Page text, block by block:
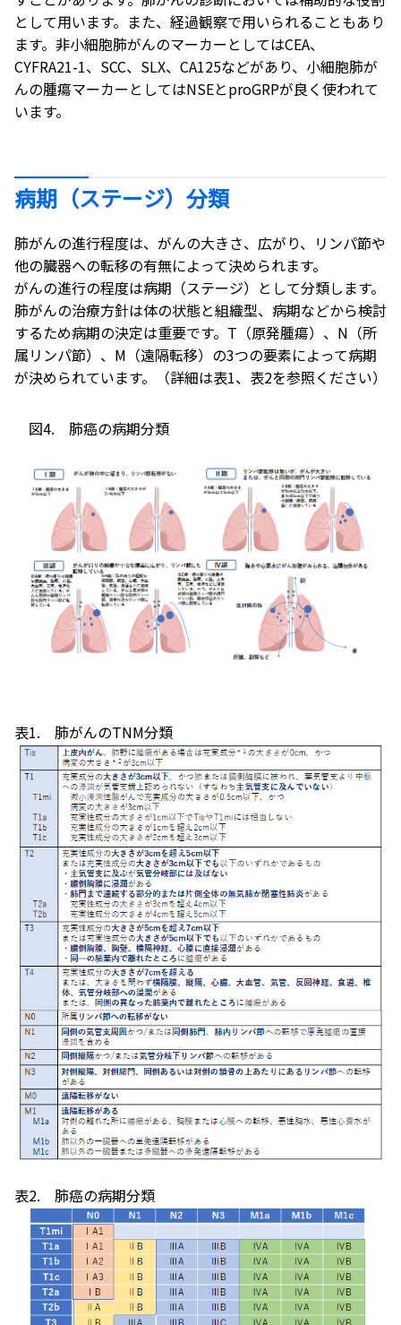
として用います。また、経過観察で用いられることもあり
ます。非小細胞肺がんのマーカーとしてはCEA、
CYFRA21-1、SCC、SLX、CA125などがあり、小細胞肺が
んの腫瘍マーカーとしてはNSEとproGRPが良く使われて
います。
病期（ステージ）分類
肺がんの進行程度は、がんの大きさ、広がり、リンパ節や
他の臓器への転移の有無によって決められます。
がんの進行の程度は病期（ステージ）として分類します。
肺がんの治療方針は体の状態と組織型、病期などから検討
するため病期の決定は重要です。T（原発腫瘍）、N（所
属リンパ節）、M（遠隔転移）の3つの要素によって病期
が決められています。（詳細は表1、表2を参照ください）
図4. 肺癌の病期分類
表1. 肺がんのTNM分類
表2. 肺癌の病期分類